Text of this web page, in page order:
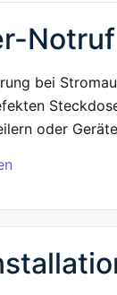
Notruf
bei
oder